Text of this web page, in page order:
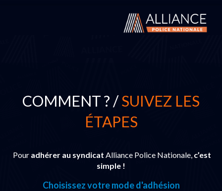
COMMENT ? /SUIVEZ LES
ÉTAPES
Pour adhérer au syndicat Alliance Police Nationale, c’est
simple !
Choisissez votre mode d'adhésion